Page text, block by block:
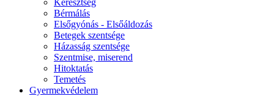
Keresztség
Bérmálás
Elsőgyónás - Elsőáldozás
Betegek szentsége
Házasság szentsége
Szentmise, miserend
Hitoktatás
Temetés
Gyermekvédelem